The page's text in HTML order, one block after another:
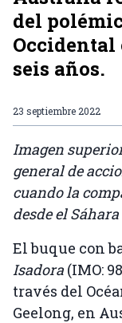
del
Occidental
seis años.
23 septiembre 2022
Imagen
general de
cuando la
desde el
El buque con
Isadora (IMO:
través del
Geelong, en